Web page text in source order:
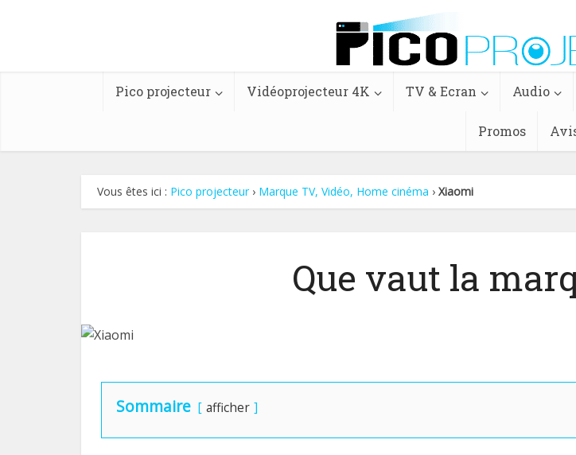
Pico projecteur Vidéoprojecteur 4K TV & Ecran Audio
Promos
Vous êtes ici : Pico projecteur› Marque TV, Vidéo, Home cinéma › Xiaomi
Que vaut la
Sommaire afficher